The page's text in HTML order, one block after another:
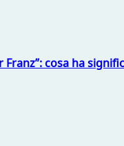
Franz”: cosa ha